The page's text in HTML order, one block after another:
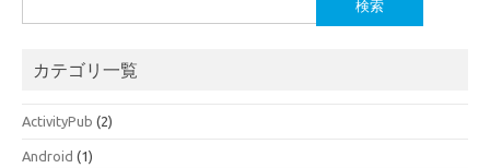
索:
カテゴリ一覧
ActivityPub (2)
Android (1)